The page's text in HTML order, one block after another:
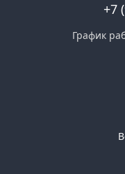
+7
График